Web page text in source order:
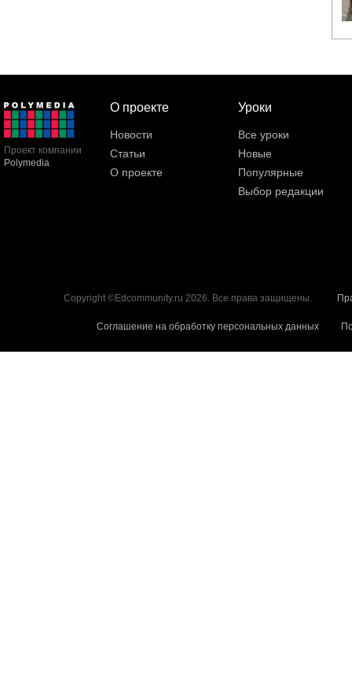
Проект компании
Polymedia
О проекте
Новости
Статьи
О проекте
Уроки
Все уроки
Новые
Популярные
Выбор редакции
Copyright ©Edcommunity.ru 2026. Все права защищены.
Соглашение на обработку персональных данных